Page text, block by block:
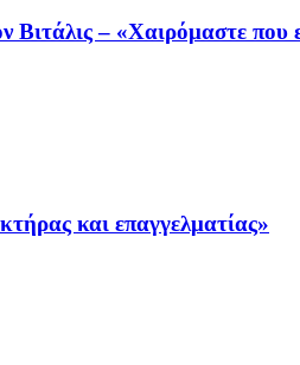
– «Χαιρόμαστε που
και επαγγελματίας»